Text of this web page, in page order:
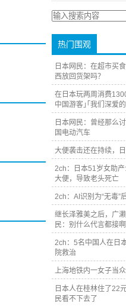
热门围观
日本网民：在超市买
西放回货架吗？
在日本玩两周消费
中国游客｣｢我们深爱
日本网民：曾经那么
国电动汽车
大便袭击还在持续，
2ch：日本51岁女助
大便，导致老头死亡
2ch：AI识别为“无毒”
继长泽雅美之后，广
民：别什么代言都接啊
2ch：5名中国人在日
院救治
上海地铁内一女子当
日本人在桂林住了22
民看不下去了